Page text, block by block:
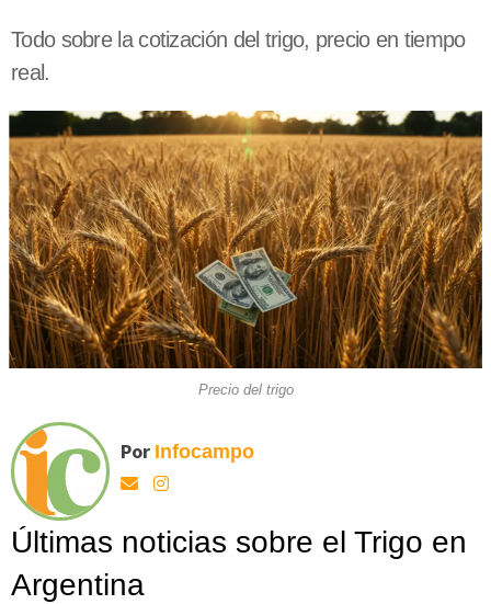
Todo sobre la cotización del trigo, precio en tiempo
real.
Precio del trigo
Por Infocampo
Últimas noticias sobre el Trigo en
Argentina